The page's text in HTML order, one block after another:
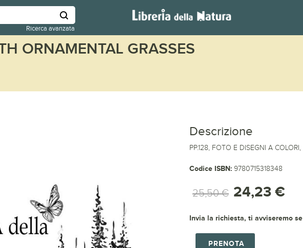
Ricerca avanzata
ORNAMENTAL GRASSES
Descrizione
PP.128, FOTO E DISEGNI A
Codice ISBN: 9780715318348
25,50 € 24,23 €
Invia la richiesta, ti avviseremo
PRENOTA